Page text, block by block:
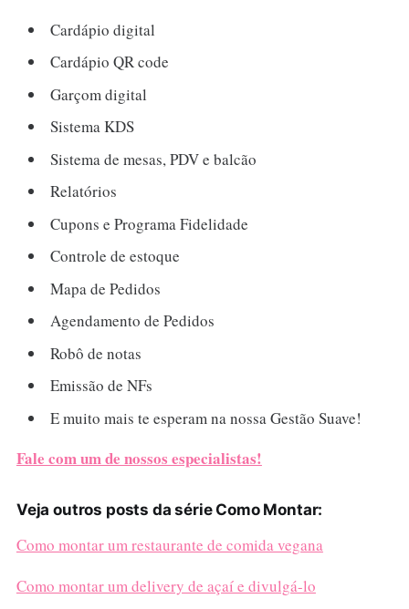
Cardápio digital
Cardápio QR code
Garçom digital
Sistema KDS
Sistema de mesas, PDV e balcão
Relatórios
Cupons e Programa Fidelidade
Controle de estoque
Mapa de Pedidos
Agendamento de Pedidos
Robô de notas
Emissão de NFs
E muito mais te esperam na nossa Gestão Suave!
Fale com um de nossos especialistas!
Veja outros posts da série Como Montar:
Como montar um restaurante de comida vegana
Como montar um delivery de açaí e divulgá-lo